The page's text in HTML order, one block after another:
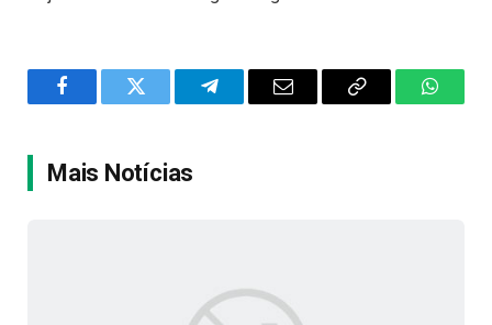
FacebookTwitter TelegramEmail
Copy
Mais Notícias